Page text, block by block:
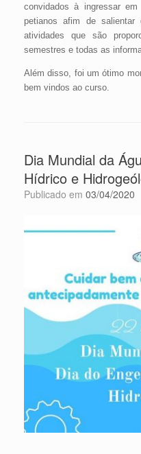
convidados à ingressar
petianos afim de
atividades que são
semestres e todas as
Além disso, foi um ótimo
bem vindos ao curso.
Dia Mundial da
Hídrico e
Publicado em 03/04/2020